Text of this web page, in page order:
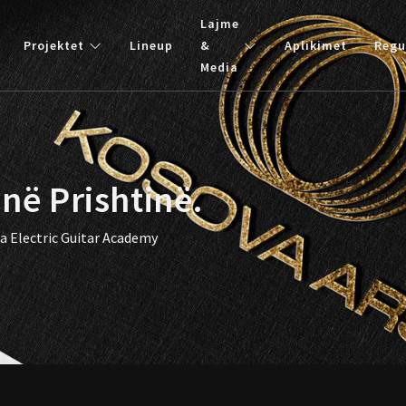
Projektet Lineup
Lajme
&
Media
Aplikimet
Prishtinë.
Electric Guitar Academy